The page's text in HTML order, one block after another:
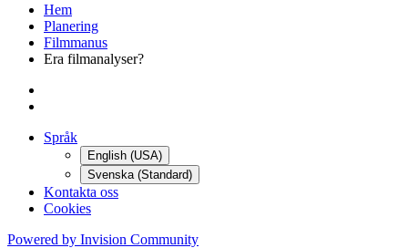
Hem
Planering
Filmmanus
Era filmanalyser?
Språk
English (USA)
Svenska (Standard)
Kontakta oss
Cookies
Powered by Invision Community